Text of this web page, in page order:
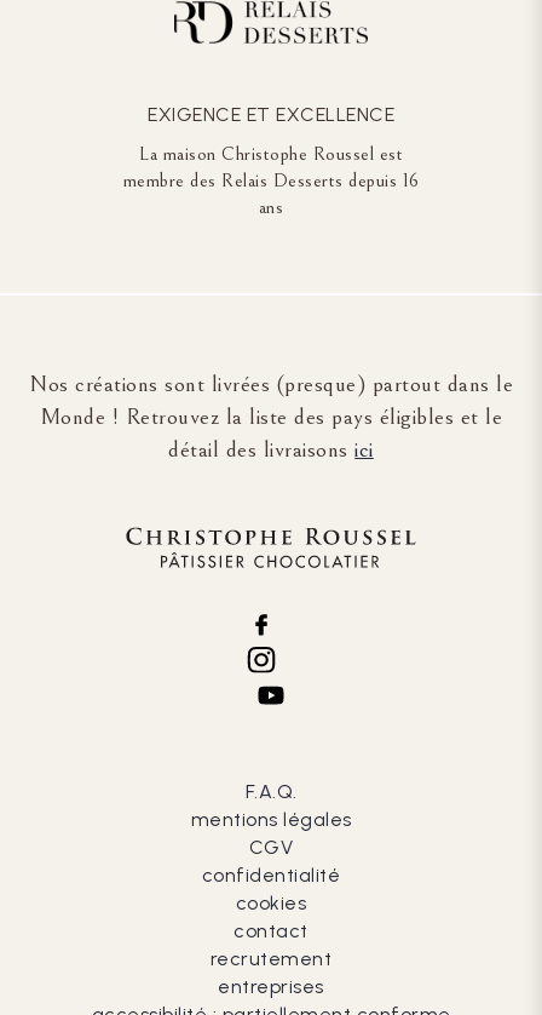
EXIGENCE ET EXCELLENCE
La maison Christophe Roussel est
membre des Relais Desserts depuis 16
ans
Nos créations sont livrées (presque) partout dans le
Monde ! Retrouvez la liste des pays éligibles et le
détail des livraisonsici
F.A.Q.
mentions légales
CGV
confidentialité
cookies
contact
recrutement
entreprises